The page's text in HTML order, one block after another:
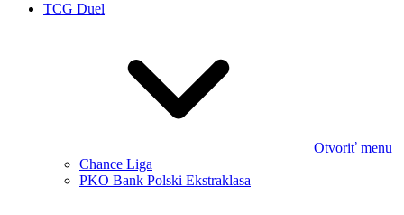
TCG Duel
Otvoriť menu
Chance Liga
PKO Bank Polski Ekstraklasa